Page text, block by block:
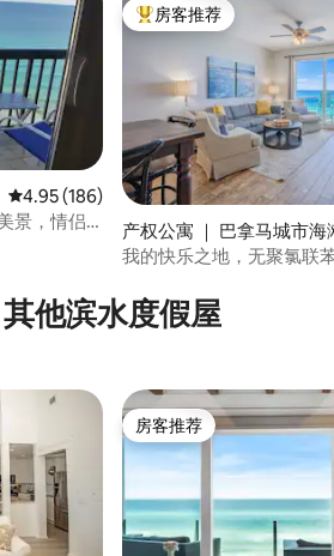
平均评分 4.95 分（满分 5 分），共 186
4.95 (186)
景，情侣
热门「房客推荐」
房客推荐
产权公寓 ｜ 巴拿马城市海
我的快乐之地，无聚氯联
其他滨水度假屋
房客推荐
房客推荐